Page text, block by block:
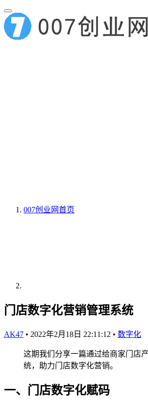
007创业网首页
门店数字化营销管理系统
AK47 • 2022年2月18日 22:11:12 • 数字化
这期我们分享一篇通过给商家门店
统，助力门店数字化营销。
一、门店数字化赋码